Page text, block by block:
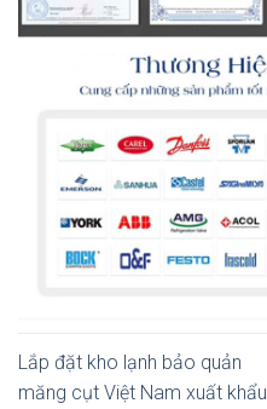
Lắp đặt kho lạnh bảo quản
măng cụt Việt Nam xuất khẩu